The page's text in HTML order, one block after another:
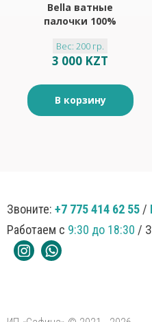
Bella ватные
палочки 100%
Вес: 200 гр.
3 000 KZT
В корзину
Звоните: +7 775 414 62 55 /
Работаем с 9:30 до 18:30 /